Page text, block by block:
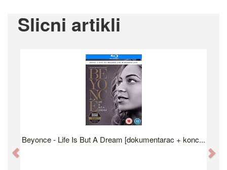
Slicni artikli
Beyonce - Life Is But A Dream [dokumentarac + konc...